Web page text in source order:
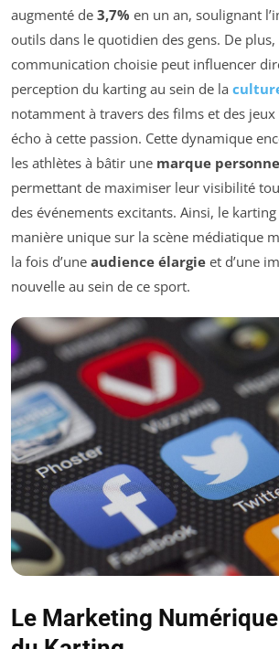
augmenté de 3,7% en un an, soulignant
outils dans le quotidien des gens. De
communication choisie peut influencer
perception du karting au sein de la
notamment à travers des films et des
écho à cette passion. Cette dynamique
les athlètes à bâtir une marque
permettant de maximiser leur visibilité
des événements excitants. Ainsi, le
manière unique sur la scène médiatique
la fois d’une audience élargie et d’une
nouvelle au sein de ce sport.
Le Marketing